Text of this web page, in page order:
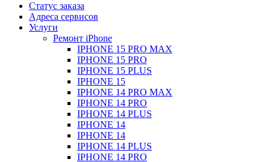
Статус заказа
Адреса сервисов
Услуги
Ремонт iPhone
IPHONE 15 PRO MAX
IPHONE 15 PRO
IPHONE 15 PLUS
IPHONE 15
IPHONE 14 PRO MAX
IPHONE 14 PRO
IPHONE 14 PLUS
IPHONE 14
IPHONE 14
IPHONE 14 PLUS
IPHONE 14 PRO